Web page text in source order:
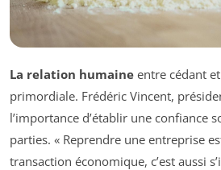
La relation humaine entre cédant
primordiale. Frédéric Vincent,
l’importance d’établir une confiance
parties. « Reprendre une entreprise
transaction économique, c’est aussi